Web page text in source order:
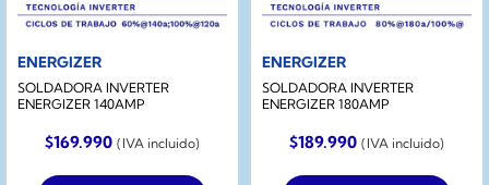
ENERGIZER
SOLDADORA INVERTER
ENERGIZER 140AMP
$169.990 (IVA incluido)
ENERGIZER
SOLDADORA INVERTER
ENERGIZER 180AMP
$189.990 (IVA incluido)